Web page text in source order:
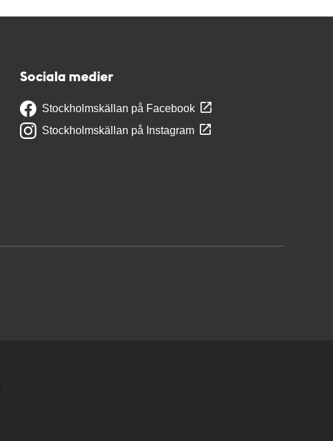
Sociala medier
Stockholmskällan på Facebook
Stockholmskällan på Instagram